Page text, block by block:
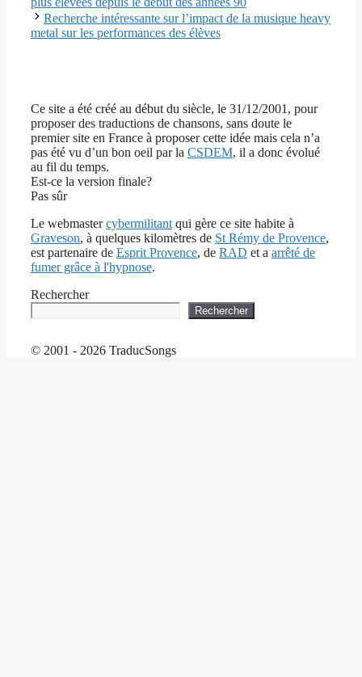
Recherche intéressante sur l’impact de la musique heavy
metal sur les performances des élèves
Ce site a été créé au début du siècle, le 31/12/2001, pour
proposer des traductions de chansons, sans doute le
premier site en France à proposer cette idée mais cela n’a
pas été vu d’un bon oeil par la CSDEM, il a donc évolué
au fil du temps.
Est-ce la version finale?
Pas sûr
Le webmastercybermilitant qui gère ce site habite à
Graveson, à quelques kilomètres de St Rémy de Provence,
est partenaire de Esprit Provence, de RAD et a arrêté de
fumer grâce à l'hypnose.
Rechercher
Rechercher
© 2001 - 2026 TraducSongs